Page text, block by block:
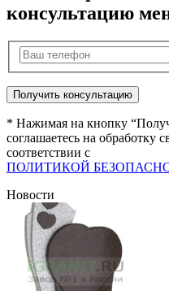
консультацию
* Нажимая на кнопку
соглашаетесь на обработку
соответствии с
ПОЛИТИКОЙ
Новости